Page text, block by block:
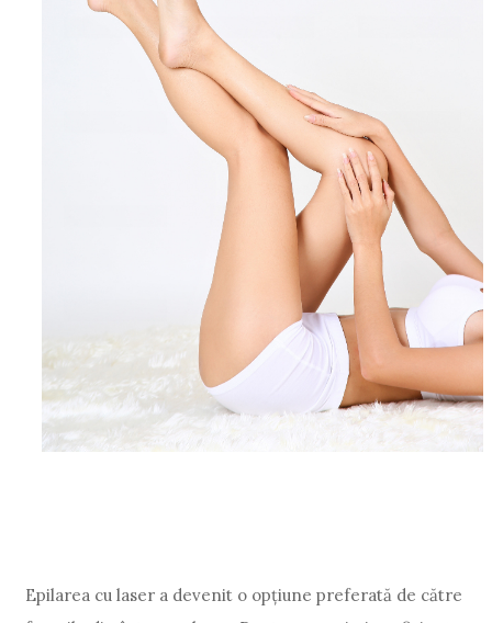
Epilarea cu laser a devenit o opțiune preferată de către